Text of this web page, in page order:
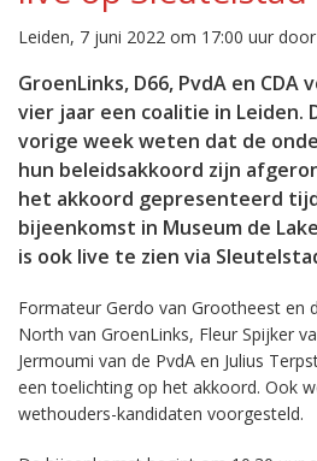
Leiden, 7 juni 2022 om 17:00 uur door
GroenLinks, D66, PvdA en CDA
vier jaar een coalitie in Leiden.
vorige week weten dat de
hun beleidsakkoord zijn
het akkoord gepresenteerd
bijeenkomst in Museum de
is ook live te zien via
Formateur Gerdo van Grootheest en
North van GroenLinks, Fleur Spijker
Jermoumi van de PvdA en Julius
een toelichting op het akkoord. Ook
wethouders-kandidaten voorgesteld.